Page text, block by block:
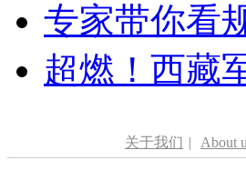
专家带你看
超燃！西藏
关于我们 | About